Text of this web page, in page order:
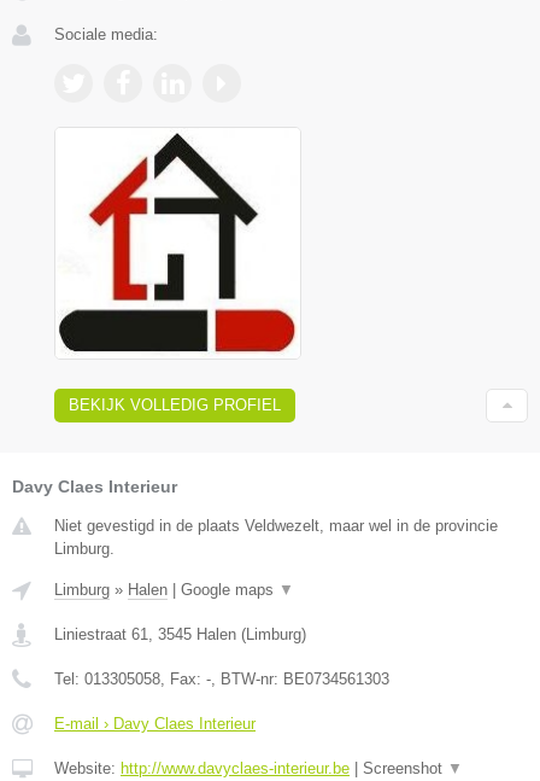
Sociale media:
BEKIJK VOLLEDIG PROFIEL
Davy Claes Interieur
Niet gevestigd in de plaats Veldwezelt, maar wel in de provincie
Limburg.
Limburg » Halen | Google maps ▼
Liniestraat 61 3545 Halen (Limburg)
Tel: 013305058 , Fax: - , BTW-nr: BE0734561303
E-mail › Davy Claes Interieur
Website: http://www.davyclaes-interieur.be | Screenshot ▼